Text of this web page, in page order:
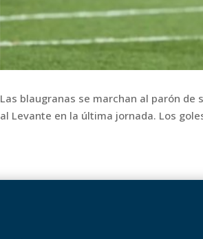
Las blaugranas se marchan al parón
al Levante en la última jornada. Los